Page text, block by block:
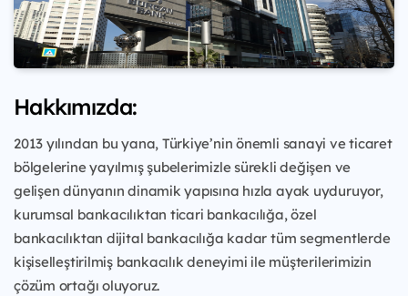
Hakkımızda:
2013 yılından bu yana, Türkiye’nin önemli sanayi ve ticaret
bölgelerine yayılmış şubelerimizle sürekli değişen ve
gelişen dünyanın dinamik yapısına hızla ayak uyduruyor,
kurumsal bankacılıktan ticari bankacılığa, özel
bankacılıktan dijital bankacılığa kadar tüm segmentlerde
kişiselleştirilmiş bankacılık deneyimi ile müşterilerimizin
çözüm ortağı oluyoruz.